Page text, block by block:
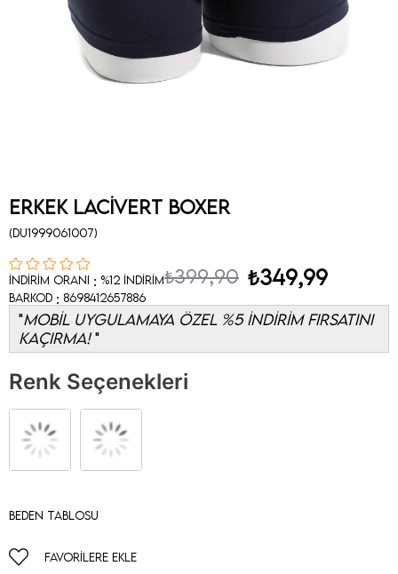
Erkek Lacivert Boxer
(DU1999061007)
İndirim Oranı : %12 İndirim₺399,90 ₺349,99
Barkod : 8698412657886
MOBİL UYGULAMAYA ÖZEL %5 İNDİRİM FIRSATINI
KAÇIRMA!
Renk Seçenekleri
Beden Tablosu
FAVORILERE EKLE